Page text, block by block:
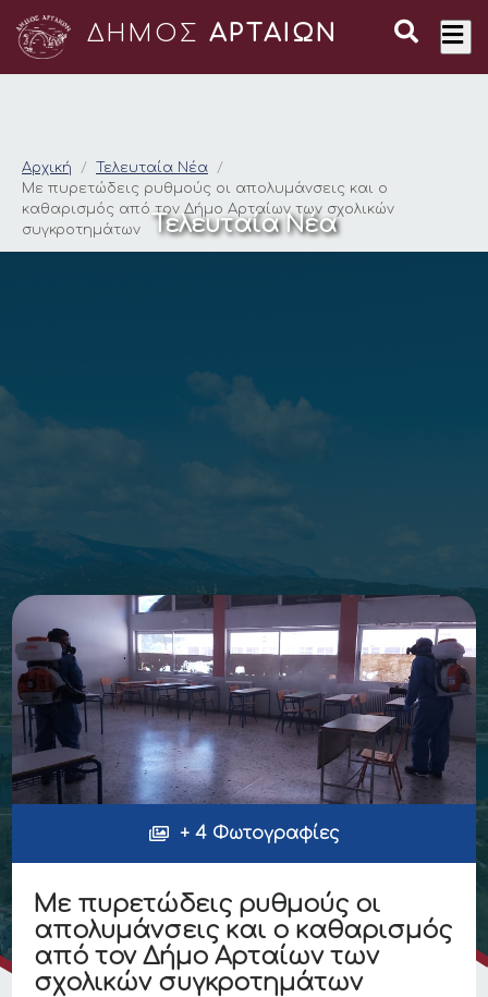
ΔΗΜΟΣ ΑΡΤΑΙΩΝ
Με πυρετώδεις
Αρχική
Τελευταία Νέα
Με πυρετώδεις ρυθμούς οι απολυμάνσεις και ο
καθαρισμός από τον Δήμο Αρταίων των σχολικών
συγκροτημάτων
Τελευταία Νέα
+ 4 Φωτογραφίες
Με πυρετώδεις ρυθμούς οι
απολυμάνσεις και ο καθαρισμός
από τον Δήμο Αρταίων των
σχολικών συγκροτημάτων